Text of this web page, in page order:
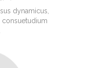
dynamicus,
consuetudium